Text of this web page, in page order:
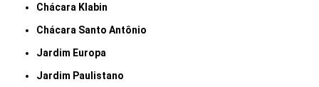
Chácara Klabin
Chácara Santo Antônio
Jardim Europa
Jardim Paulistano